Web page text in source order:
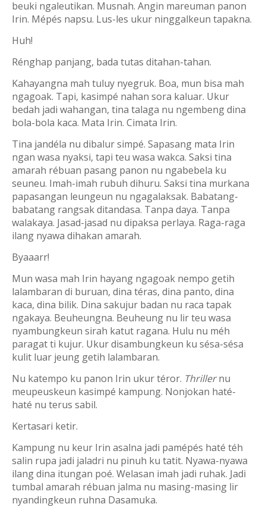
beuki ngaleutikan. Musnah. Angin mareuman panon
Irin. Mépés napsu. Lus-les ukur ninggalkeun tapakna.
Huh!
Rénghap panjang, bada tutas ditahan-tahan.
Kahayangna mah tuluy nyegruk. Boa, mun bisa mah
ngagoak. Tapi, kasimpé nahan sora kaluar. Ukur
bedah jadi wahangan, tina talaga nu ngembeng dina
bola-bola kaca. Mata Irin. Cimata Irin.
Tina jandéla nu dibalur simpé. Sapasang mata Irin
ngan wasa nyaksi, tapi teu wasa wakca. Saksi tina
amarah rébuan pasang panon nu ngabebela ku
seuneu. Imah-imah rubuh dihuru. Saksi tina murkana
papasangan leungeun nu ngagalaksak. Babatang-
babatang rangsak ditandasa. Tanpa daya. Tanpa
walakaya. Jasad-jasad nu dipaksa perlaya. Raga-raga
ilang nyawa dihakan amarah.
Byaaarr!
Mun wasa mah Irin hayang ngagoak nempo getih
lalambaran di buruan, dina téras, dina panto, dina
kaca, dina bilik. Dina sakujur badan nu raca tapak
ngakaya. Beuheungna. Beuheung nu lir teu wasa
nyambungkeun sirah katut ragana. Hulu nu méh
paragat ti kujur. Ukur disambungkeun ku sésa-sésa
kulit luar jeung getih lalambaran.
Nu katempo ku panon Irin ukur téror. Thrillernu
meupeuskeun kasimpé kampung. Nonjokan haté-
haté nu terus sabil.
Kertasari ketir.
Kampung nu keur Irin asalna jadi pamépés haté téh
salin rupa jadi jaladri nu pinuh ku tatit. Nyawa-nyawa
ilang dina itungan poé. Welasan imah jadi ruhak. Jadi
tumbal amarah rébuan jalma nu masing-masing lir
nyandingkeun ruhna Dasamuka.